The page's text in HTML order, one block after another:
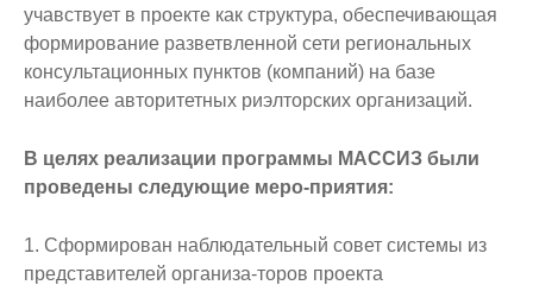
учавствует в проекте как структура, обеспечивающая
формирование разветвленной сети региональных
консультационных пунктов (компаний) на базе
наиболее авторитетных риэлторских организаций.
В целях реализации программы МАССИЗ были
проведены следующие меро-приятия:
1. Сформирован наблюдательный совет системы из
представителей организа-торов проекта